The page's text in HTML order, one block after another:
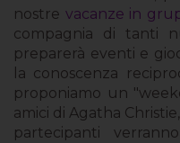
nostre vacanze in
compagnia di tanti
preparerà eventi e
la conoscenza
proponiamo un
amici di Agatha
partecipanti